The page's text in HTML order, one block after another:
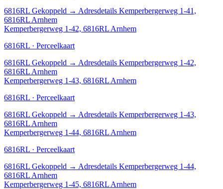
6816RL Gekoppeld → Adresdetails Kemperbergerweg 1-41,
6816RL Arnhem
Kemperbergerweg 1-42, 6816RL Arnhem
6816RL · Perceelkaart
6816RL Gekoppeld → Adresdetails Kemperbergerweg 1-42,
6816RL Arnhem
Kemperbergerweg 1-43, 6816RL Arnhem
6816RL · Perceelkaart
6816RL Gekoppeld → Adresdetails Kemperbergerweg 1-43,
6816RL Arnhem
Kemperbergerweg 1-44, 6816RL Arnhem
6816RL · Perceelkaart
6816RL Gekoppeld → Adresdetails Kemperbergerweg 1-44,
6816RL Arnhem
Kemperbergerweg 1-45, 6816RL Arnhem